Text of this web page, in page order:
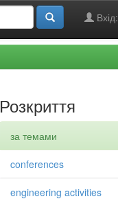
Вхід:
Розкриття
за темами
conferences
engineering activities